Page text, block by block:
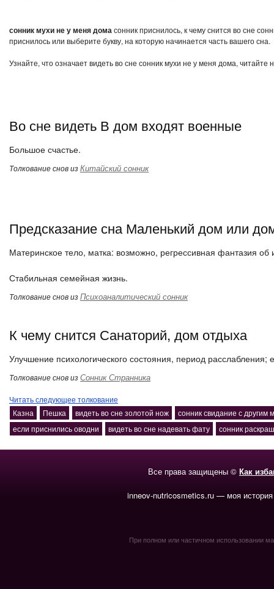
сонник мухи не у меня домасонник приснилось, к чему снится во сне
приснилось или выберите букву, на которую начинается часть вашего сна.
Узнайте, что означает видеть во сне сонник мухи не у меня дома,
Во сне видеть В дом входят военные
Большое счастье.
Толкование снов изКитайский сонник
Предсказание сна Маленький дом или
Материнское тело, матка: возможно, регрессивная фантазия
Стабильная семейная жизнь.
Толкование снов изПсихоаналитический сонник
К чему снится Санаторий, дом отдыха
Улучшение психологического состояния, период расслабления;
Толкование снов изСонник Странника
Читать следующее толкование
Казна
Пешка видеть во сне золотой нож
сонник свидание с другим
если приснились оводни
видеть во сне надевать фату сонник
Все права защищены © Как
inneov-nutricosmetics.ru — моя
При полном или частичном использовании